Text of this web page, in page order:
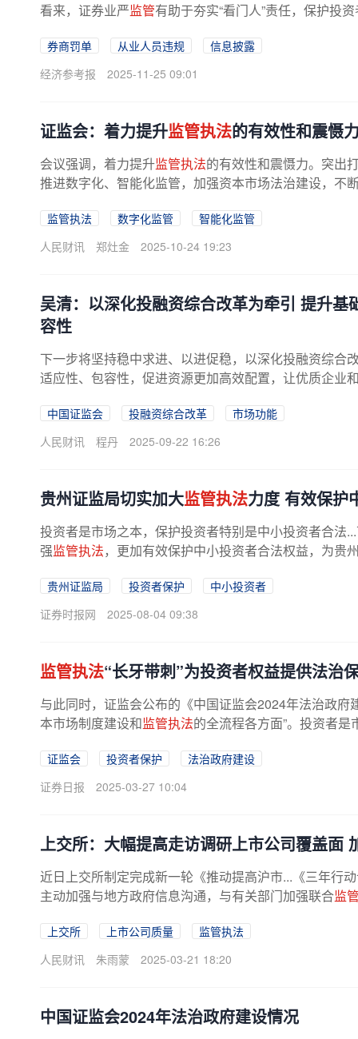
看来，证券业严监管有助于夯实“看门人”责任，保护投
券商罚单 从业人员违规
信息披露
经济参考报
2025-11-25 09:01
证监会：着力提升监管执法的有效性和震慑
会议强调，着力提升监管执法的有效性和震慑力。突出
推进数字化、智能化监管，加强资本市场法治建设，不
监管执法 数字化监管
智能化监管
人民财讯
郑灶金 2025-10-24 19:23
吴清：以深化投融资综合改革为牵引 提升基
容性
下一步将坚持稳中求进、以进促稳，以深化投融资综合
适应性、包容性，促进资源更加高效配置，让优质企业
中国证监会 投融资综合改革
市场功能
人民财讯
程丹 2025-09-22 16:26
贵州证监局切实加大监管执法力度 有效保护
投资者是市场之本，保护投资者特别是中小投资者合法
强监管执法，更加有效保护中小投资者合法权益，为贵
贵州证监局 投资者保护
中小投资者
证券时报网
2025-08-04 09:38
监管执法“长牙带刺”为投资者权益提供法治
与此同时，证监会公布的《中国证监会2024年法治政
本市场制度建设和监管执法的全流程各方面”。投资者
证监会 投资者保护
法治政府建设
证券日报
2025-03-27 10:04
上交所：大幅提高走访调研上市公司覆盖面
近日上交所制定完成新一轮《推动提高沪市...《三年行
主动加强与地方政府信息沟通，与有关部门加强联合监
上交所 上市公司质量
监管执法
人民财讯
朱雨蒙 2025-03-21 18:20
中国证监会2024年法治政府建设情况